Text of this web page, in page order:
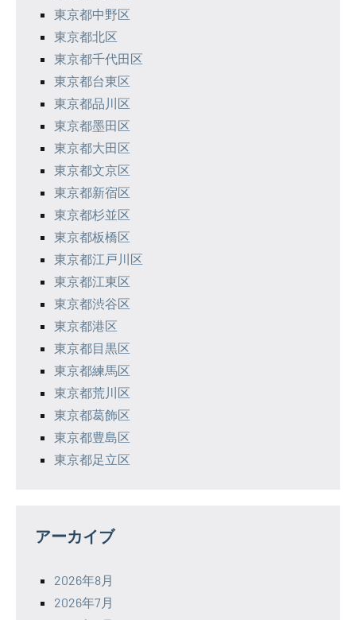
東京都中野区
東京都北区
東京都千代田区
東京都台東区
東京都品川区
東京都墨田区
東京都大田区
東京都文京区
東京都新宿区
東京都杉並区
東京都板橋区
東京都江戸川区
東京都江東区
東京都渋谷区
東京都港区
東京都目黒区
東京都練馬区
東京都荒川区
東京都葛飾区
東京都豊島区
東京都足立区
アーカイブ
2026年8月
2026年7月